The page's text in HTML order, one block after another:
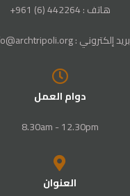
هاتف : 442264 (6) 961+
بريد إلكتروني : info@archtripoli.org
دوام العمل
8.30am - 12.30pm
العنوان